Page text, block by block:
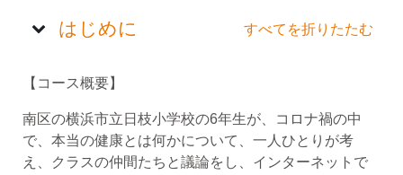
トピックアウトライン
はじめに すべてを折りたたむ
【コース概要】
南区の横浜市立日枝小学校の6年生が、コロナ禍の中
で、本当の健康とは何かについて、一人ひとりが考
え、クラスの仲間たちと議論をし、インターネットで